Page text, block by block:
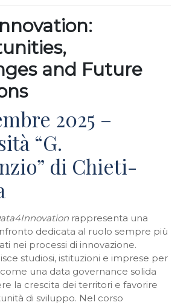
and Future
2025 –
“G.
di Chieti-
rappresenta una
dedicata al ruolo sempre più
nei processi di innovazione.
studiosi, istituzioni e imprese per
una data governance solida
la crescita dei territori e favorire
di sviluppo. Nel corso